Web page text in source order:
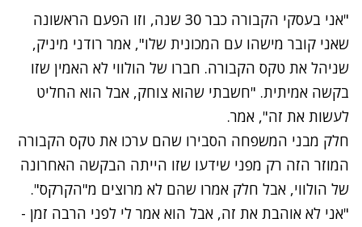
"אני בעסקי הקבורה כבר 30 שנה, וזו הפעם הראשונה
שאני קובר מישהו עם המכונית שלו", אמר רודני מיניק,
שניהל את טקס הקבורה. חברו של הולווי לא האמין שזו
בקשה אמיתית. "חשבתי שהוא צוחק, אבל הוא החליט
לעשות את זה", אמר.
חלק מבני המשפחה הסבירו שהם ערכו את טקס הקבורה
המוזר הזה רק מפני שידעו שזו הייתה הבקשה האחרונה
של הולווי, אבל חלק אמרו שהם לא מרוצים מ"הקרקס".
"אני לא אוהבת את זה, אבל הוא אמר לי לפני הרבה זמן -